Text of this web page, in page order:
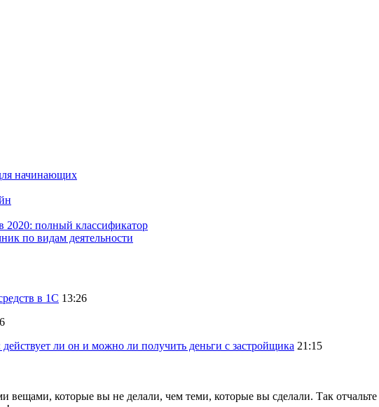
начинающих
2020: полный классификатор
по видам деятельности
в 1С 13:26
ли он и можно ли получить деньги с застройщика 21:15
вещами, которые вы не делали, чем теми, которые вы сделали. Так